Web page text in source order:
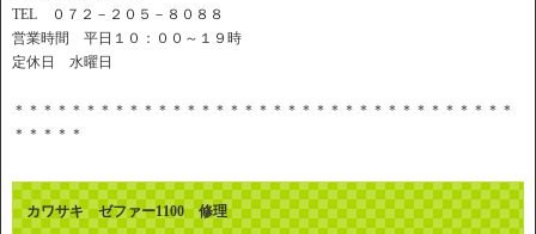
TEL ０７２－２０５－８０８８
営業時間 平日１０：００～１９時
定休日 水曜日
＊＊＊＊＊＊＊＊＊＊＊＊＊＊＊＊＊＊＊＊＊＊＊＊＊＊＊＊＊＊＊＊＊＊＊
＊＊＊＊＊
カワサキ ゼファー1100 修理